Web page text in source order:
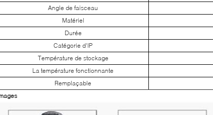
Angle de faisceau
Matériel
Durée
Catégorie d'IP
Température de stockage
La température fonctionnante
Remplaçable